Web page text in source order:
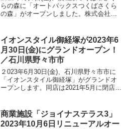
らの森に「オートバックスつくばさくら
の森」がオープンしました。株式会社オ
昨年10月の「オートバックスつくばみど
りの」に続くつ...
イオンスタイル御経塚が2023年6
月30日(金)にグランドオープン！
／石川県野々市市
２023年6月30日(金)、石川県野々市市に
「イオンスタイル御経塚」がグランドオ
ープンします。同店は2021年5月に閉店し
店し、石川県内では初となる食品に特化
したスーパ...
商業施設「ジョイナステラス3」
2023年10月6日リニューアルオー